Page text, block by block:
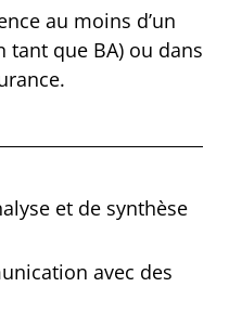
au moins d’un
tant que BA) ou dans
et de synthèse
avec des